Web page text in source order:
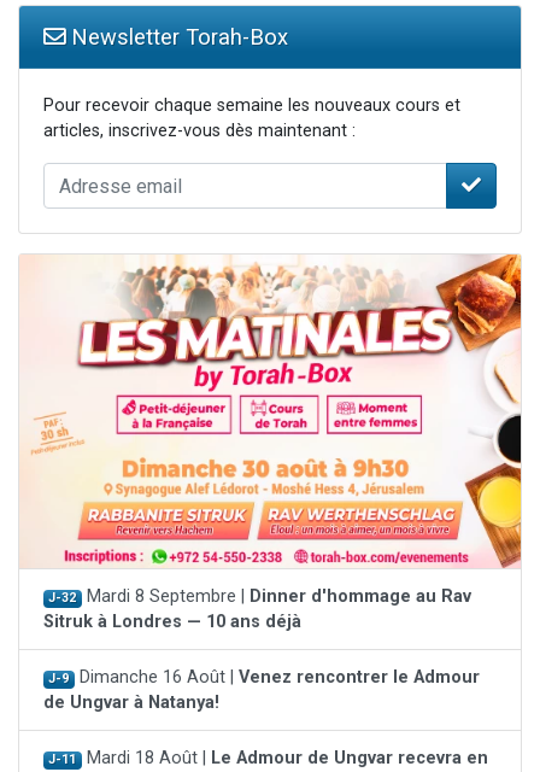
Newsletter Torah-Box
Pour recevoir chaque semaine les nouveaux cours et
articles, inscrivez-vous dès maintenant :
J-32 Mardi 8 Septembre |
Dinner d'hommage au Rav
Sitruk à Londres — 10 ans déjà
J-9 Dimanche 16 Août | Venez rencontrer le Admour
de Ungvar à Natanya!
J-11 Mardi 18 Août |
Le Admour de Ungvar recevra en